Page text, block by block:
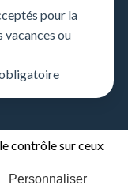
pour la
vacances ou
contrôle sur ceux
Personnaliser